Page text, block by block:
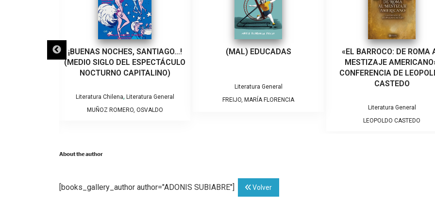
A UN
¡BUENAS NOCHES, SANTIAGO…!
(MEDIO SIGLO DEL ESPECTÁCULO
NOCTURNO CAPITALINO)
Literatura Chilena, Literatura General
MUÑOZ ROMERO, OSVALDO
(MAL) EDUCADAS
Literatura General
FREIJO, MARÍA FLORENCIA
«EL BARROCO: DE ROMA
MESTIZAJE
CONFERENCIA DE
CASTEDO
Literatura General
LEOPOLDO CASTEDO
About the author
[books_gallery_author author="ADONIS SUBIABRE"] Volver